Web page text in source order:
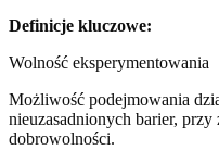
Definicje kluczowe:
Wolność eksperymentowania
Możliwość podejmowania
nieuzasadnionych barier,
dobrowolności.